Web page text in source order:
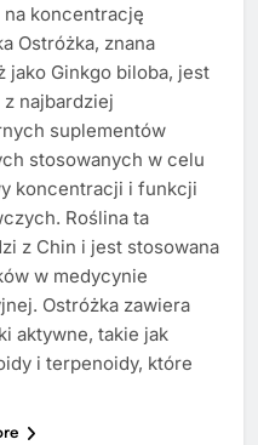
koncentrację
Ostróżka, znana
jako Ginkgo biloba, jest
z najbardziej
suplementów
stosowanych w celu
koncentracji i funkcji
Roślina ta
z Chin i jest stosowana
w medycynie
Ostróżka zawiera
aktywne, takie jak
i terpenoidy, które